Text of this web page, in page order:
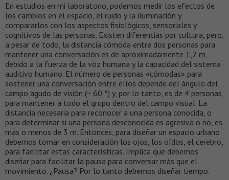
En estudios en mi laboratorio, podemos medir los efectos de
los cambios en el espacio, el ruido y la iluminación y
compararlos con los aspectos fisiológicos, sensoriales y
cognitivos de las personas. Existen diferencias por cultura, pero,
a pesar de todo, la distancia cómoda entre dos personas para
mantener una conversación es de aproximadamente 1,2 m,
debido a la fuerza de la voz humana y la capacidad del sistema
auditivo humano. El número de personas «cómodas» para
sostener una conversación entre ellos depende del ángulo del
campo agudo de visión (~ 60 °) y, por lo tanto, es de 4 personas,
para mantener a todo el grupo dentro del campo visual. La
distancia necesaria para reconocer a una persona conocida, o
para determinar si una persona desconocida es agresiva o no, es
más o menos de 3 m. Entonces, para diseñar un espacio urbano
debemos tomar en consideración los ojos, los oídos, el cerebro,
para facilitar estas características. Implica que debemos
diseñar para facilitar la pausa para conversar más que el
movimiento. ¿Pausa? Por lo tanto debemos diseñar tiempo.